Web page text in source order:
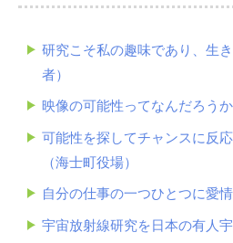
研究こそ私の趣味であり、生
者）
映像の可能性ってなんだろう
可能性を探してチャンスに反
（海士町役場）
自分の仕事の一つひとつに愛情
宇宙放射線研究を日本の有人宇